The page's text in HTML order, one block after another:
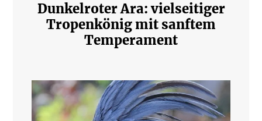
Dunkelroter Ara: vielseitiger
Tropenkönig mit sanftem
Temperament